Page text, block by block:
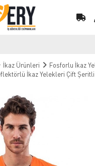
İkaz Ürünleri
Fosforlu İkaz
İkaz Yelekleri Çift Şeritli